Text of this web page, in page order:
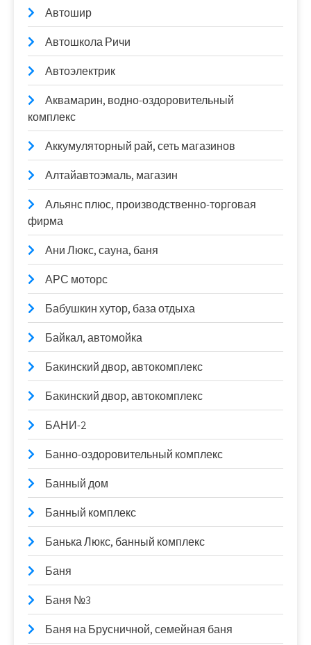
Автошир
Автошкола Ричи
Автоэлектрик
Аквамарин, водно-оздоровительный
комплекс
Аккумуляторный рай, сеть магазинов
Алтайавтоэмаль, магазин
Альянс плюс, производственно-торговая
фирма
Ани Люкс, сауна, баня
АРС моторс
Бабушкин хутор, база отдыха
Байкал, автомойка
Бакинский двор, автокомплекс
Бакинский двор, автокомплекс
БАНИ-2
Банно-оздоровительный комплекс
Банный дом
Банный комплекс
Банька Люкс, банный комплекс
Баня
Баня №3
Баня на Брусничной, семейная баня